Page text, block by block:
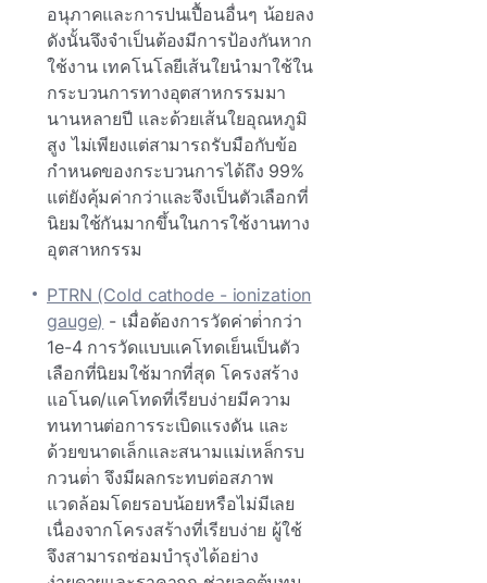
อนุภาคและการปนเปื้อนอื่นๆ น้อยลง
ดังนั้นจึงจําเป็นต้องมีการป้องกันหาก
ใช้งาน เทคโนโลยีเส้นใยนํามาใช้ใน
กระบวนการทางอุตสาหกรรมมา
นานหลายปี และด้วยเส้นใยอุณหภูมิ
สูง ไม่เพียงแต่สามารถรับมือกับข้อ
กําหนดของกระบวนการได้ถึง 99%
แต่ยังคุ้มค่ากว่าและจึงเป็นตัวเลือกที่
นิยมใช้กันมากขึ้นในการใช้งานทาง
อุตสาหกรรม
PTRN (Cold cathode - ionization
gauge) - เมื่อต้องการวัดค่าต่ํากว่า
1e-4 การวัดแบบแคโทดเย็นเป็นตัว
เลือกที่นิยมใช้มากที่สุด โครงสร้าง
แอโนด/แคโทดที่เรียบง่ายมีความ
ทนทานต่อการระเบิดแรงดัน และ
ด้วยขนาดเล็กและสนามแม่เหล็กรบ
กวนต่ํา จึงมีผลกระทบต่อสภาพ
แวดล้อมโดยรอบน้อยหรือไม่มีเลย
เนื่องจากโครงสร้างที่เรียบง่าย ผู้ใช้
จึงสามารถซ่อมบํารุงได้อย่าง